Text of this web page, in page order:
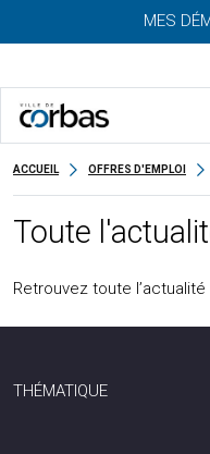
MES
ACCUEIL OFFRES D'EMPLOI
Toute
Retrouvez toute
THÉMATIQUE